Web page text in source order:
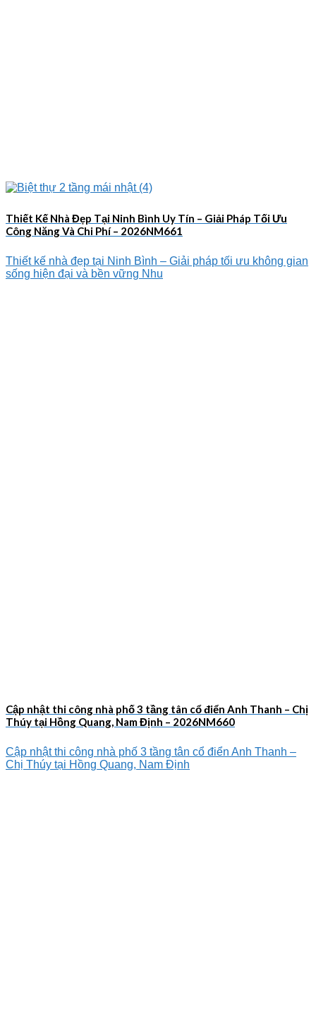
Thiết Kế Nhà Đẹp Tại Ninh Bình Uy Tín – Giải Pháp Tối Ưu
Công Năng Và Chi Phí – 2026NM661
Thiết kế nhà đẹp tại Ninh Bình – Giải pháp tối ưu không gian
sống hiện đại và bền vững Nhu
Cập nhật thi công nhà phố 3 tầng tân cổ điển Anh Thanh – Chị
Thúy tại Hồng Quang, Nam Định – 2026NM660
Cập nhật thi công nhà phố 3 tầng tân cổ điển Anh Thanh –
Chị Thúy tại Hồng Quang, Nam Định